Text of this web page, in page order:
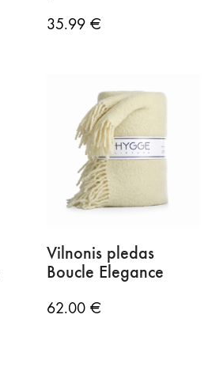
35.99 €
Vilnonis pledas
Boucle Elegance
62.00 €